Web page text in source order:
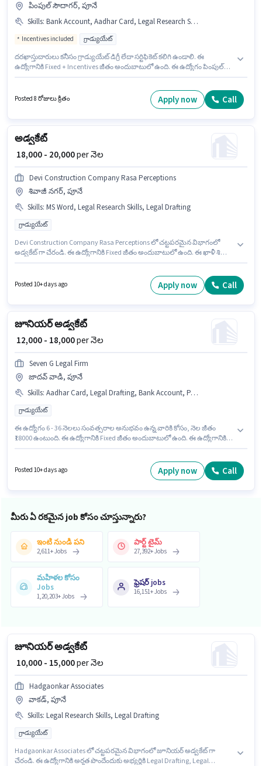
పింపుల్ సౌదాగర్, పూనే
Skills: Bank Account, Aadhar Card, Legal Research Skills, Legal Drafting, PAN Card
Incentives included గ్రాడ్యుయేట్
దరఖాస్తుదారులు కనీసం గ్రాడ్యుయేట్ డిగ్రీ లేదా సర్టిఫికెట్ కలిగి ఉండాలి. ఈ
ఉద్యోగానికి Fixed + Incentives జీతం అందుబాటులో ఉంది. ఈ ఉద్యోగం పింపుల్
ఏళ్లు సంవత్సరాల అనుభవం ఉన్న వారికి కోసం అనుకూలంగా ఉంటుంది. మీరు నెలకు
₹25000 వరకు సంపాదించవచ్చు. ఈ ఉద్యోగానికి అవసరమైన డాక్యుమెంట్లు PAN
Posted 8 రోజులు క్రితం Apply now Call
అడ్వకేట్
₹ 18,000 - 20,000per నెల
Devi Construction Company Rasa Perceptions
శివాజీ నగర్, పూనే
Skills: MS Word, Legal Research Skills, Legal Drafting
గ్రాడ్యుయేట్
Devi Construction Company Rasa Perceptions లో చట్టపరమైన విభాగంలో
అడ్వకేట్ గా చేరండి. ఈ ఉద్యోగానికి Fixed జీతం అందుబాటులో ఉంది. ఈ ఖాళీ శివాజీ
వారికి కోసం అనుకూలంగా ఉంటుంది. మీరు నెలకు ₹20000 వరకు సంపాదించవచ్చు. ఈ
ఉద్యోగానికి అభ్యర్థులు తప్పనిసరిగా గ్రాడ్యుయేట్ డిగ్రీ/సర్టిఫికెట్ కలిగి ఉండాలి.
Posted 10+ days ago Apply now Call
జూనియర్ అడ్వకేట్
₹ 12,000 - 18,000per నెల
Seven G Legal Firm
జాదవ్ వాడి, పూనే
Skills: Aadhar Card, Legal Drafting, Bank Account, PAN Card, Legal Research Skills
గ్రాడ్యుయేట్
ఈ ఉద్యోగం 6 - 36 నెలలు సంవత్సరాల అనుభవం ఉన్న వారికి కోసం, నెల జీతం
₹18000 ఉంటుంది. ఈ ఉద్యోగానికి Fixed జీతం అందుబాటులో ఉంది. ఈ ఉద్యోగానికి
ఉండాలి. ఈ ఉద్యోగం జాదవ్ వాడి, పూనే లో ఉంది. ఈ ఉద్యోగానికి అర్హత పొందేందుకు
అభ్యర్థికి Legal Drafting, Legal Research Skills వంటి నైపుణ్యాలు ఉండాలి.
Posted 10+ days ago Apply now Call
మీరు ఏ రకమైన job కోసం చూస్తున్నారు?
ఇంటి నుండి పని
2,611+Jobs
పార్ట్ టైమ్
27,392+Jobs
మహిళల కోసం
Jobs
1,20,203+Jobs
ఫ్రెషర్ jobs
16,151+Jobs
జూనియర్ అడ్వకేట్
₹ 10,000 - 15,000per నెల
Hadgaonkar Associates
వాకడ్, పూనే
Skills: Legal Research Skills, Legal Drafting
గ్రాడ్యుయేట్
Hadgaonkar Associates లో చట్టపరమైన విభాగంలో జూనియర్ అడ్వకేట్ గా
చేరండి. ఈ ఉద్యోగానికి అర్హత పొందేందుకు అభ్యర్థికి Legal Drafting, Legal